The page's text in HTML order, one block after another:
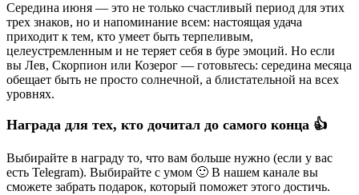
Середина июня — это не только счастливый период для этих
трех знаков, но и напоминание всем: настоящая удача
приходит к тем, кто умеет быть терпеливым,
целеустремленным и не теряет себя в буре эмоций. Но если
вы Лев, Скорпион или Козерог — готовьтесь: середина месяца
обещает быть не просто солнечной, а блистательной на всех
уровнях.
Награда для тех, кто дочитал до самого конца 👍
Выбирайте в награду то, что вам больше нужно (если у вас
есть Telegram). Выбирайте с умом 🙂 В нашем канале вы
сможете забрать подарок, который поможет этого достичь.